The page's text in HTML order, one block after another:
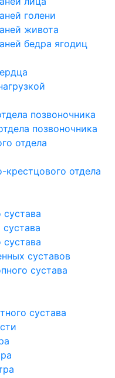
голени
живота
бедра ягодиц
позвоночника
позвоночника
отдела
крестцового отдела
суставов
сустава
сустава